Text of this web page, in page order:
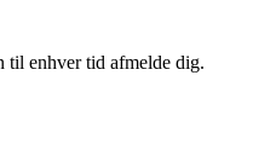
til enhver tid afmelde dig.